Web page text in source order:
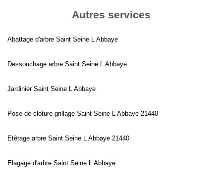
Autres services
Abattage d'arbre Saint Seine L Abbaye
Dessouchage arbre Saint Seine L Abbaye
Jardinier Saint Seine L Abbaye
Pose de cloture grillage Saint Seine L Abbaye 21440
Etêtage arbre Saint Seine L Abbaye 21440
Elagage d'arbre Saint Seine L Abbaye